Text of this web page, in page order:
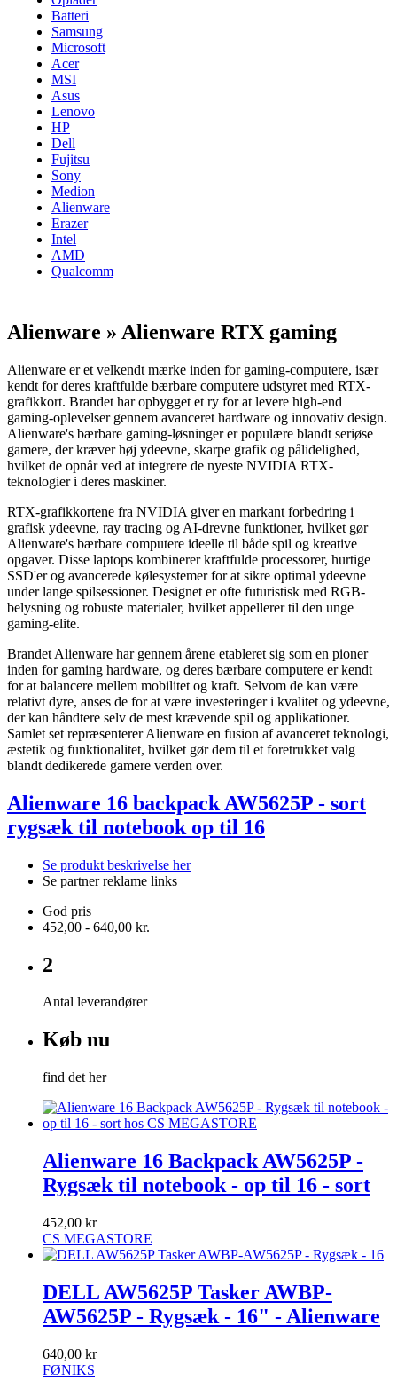
Batteri
Samsung
Microsoft
Acer
MSI
Asus
Lenovo
HP
Dell
Fujitsu
Sony
Medion
Alienware
Erazer
Intel
AMD
Qualcomm
Alienware » Alienware RTX gaming
Alienware er et velkendt mærke inden for gaming-computere, især
kendt for deres kraftfulde bærbare computere udstyret med RTX-
grafikkort. Brandet har opbygget et ry for at levere high-end
gaming-oplevelser gennem avanceret hardware og innovativ design.
Alienware's bærbare gaming-løsninger er populære blandt seriøse
gamere, der kræver høj ydeevne, skarpe grafik og pålidelighed,
hvilket de opnår ved at integrere de nyeste NVIDIA RTX-
teknologier i deres maskiner.
RTX-grafikkortene fra NVIDIA giver en markant forbedring i
grafisk ydeevne, ray tracing og AI-drevne funktioner, hvilket gør
Alienware's bærbare computere ideelle til både spil og kreative
opgaver. Disse laptops kombinerer kraftfulde processorer, hurtige
SSD'er og avancerede kølesystemer for at sikre optimal ydeevne
under lange spilsessioner. Designet er ofte futuristisk med RGB-
belysning og robuste materialer, hvilket appellerer til den unge
gaming-elite.
Brandet Alienware har gennem årene etableret sig som en pioner
inden for gaming hardware, og deres bærbare computere er kendt
for at balancere mellem mobilitet og kraft. Selvom de kan være
relativt dyre, anses de for at være investeringer i kvalitet og ydeevne,
der kan håndtere selv de mest krævende spil og applikationer.
Samlet set repræsenterer Alienware en fusion af avanceret teknologi,
æstetik og funktionalitet, hvilket gør dem til et foretrukket valg
blandt dedikerede gamere verden over.
Alienware 16 backpack AW5625P - sort
rygsæk til notebook op til 16
Se produkt beskrivelse her
Se partner reklame links
God pris
452,00 - 640,00 kr.
2
Antal leverandører
Køb nu
find det her
Alienware 16 Backpack AW5625P -
Rygsæk til notebook - op til 16 - sort
452,00 kr
CS MEGASTORE
DELL AW5625P Tasker AWBP-
AW5625P - Rygsæk - 16" - Alienware
640,00 kr
FØNIKS